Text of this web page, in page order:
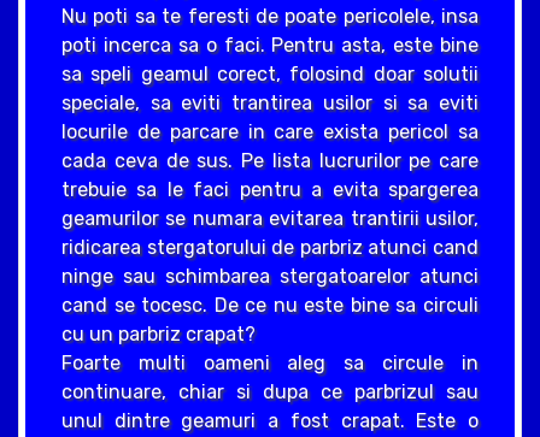
Nu poti sa te feresti de poate pericolele, insa
poti incerca sa o faci. Pentru asta, este bine
sa speli geamul corect, folosind doar solutii
speciale, sa eviti trantirea usilor si sa eviti
locurile de parcare in care exista pericol sa
cada ceva de sus. Pe lista lucrurilor pe care
trebuie sa le faci pentru a evita spargerea
geamurilor se numara evitarea trantirii usilor,
ridicarea stergatorului de parbriz atunci cand
ninge sau schimbarea stergatoarelor atunci
cand se tocesc. De ce nu este bine sa circuli
cu un parbriz crapat?
Foarte multi oameni aleg sa circule in
continuare, chiar si dupa ce parbrizul sau
unul dintre geamuri a fost crapat. Este o